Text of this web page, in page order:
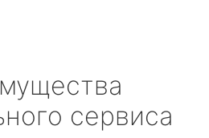
сервиса